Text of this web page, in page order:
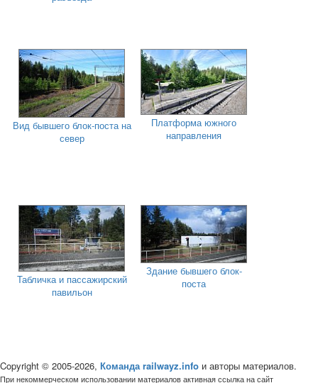
Вид бывшего блок-поста на
север
Платформа южного
направления
Табличка и пассажирский
павильон
Здание бывшего блок-
поста
Copyright © 2005-2026, Команда railwayz.info и авторы материалов.
При некоммерческом использовании материалов активная ссылка на сайт